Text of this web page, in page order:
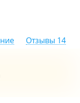
Отзывы 14